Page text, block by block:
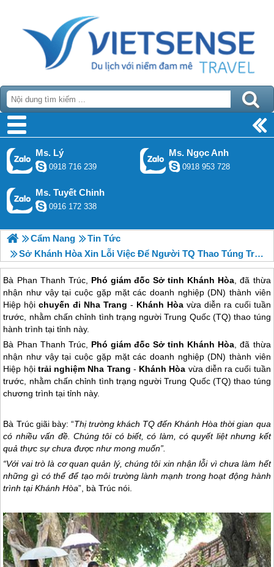
Ms. Lý
0918 716 239
Ms. Ngọc Anh
0918 953 728
Ms. Tuyết Chinh
0916 172 338
Cẩm Nang
Tin Tức
Sở Khánh Hòa Xin Lỗi Việc Để Người TQ Thao Túng Trải Nghiệm
Bà Phan Thanh Trúc, Phó giám đốc Sở tỉnh Khánh Hòa, đã thừa
nhận như vậy tại cuộc gặp mặt các doanh nghiệp (DN) thành viên
Hiệp hộichuyến đi Nha Trang - Khánh Hòavừa diễn ra cuối tuần
trước, nhằm chấn chỉnh tình trạng người Trung Quốc (TQ) thao túng
hành trình tại tỉnh này.
Bà Phan Thanh Trúc, Phó giám đốc Sở tỉnh Khánh Hòa, đã thừa
nhận như vậy tại cuộc gặp mặt các doanh nghiệp (DN) thành viên
Hiệp hội trải nghiệm Nha Trang - Khánh Hòa vừa diễn ra cuối tuần
trước, nhằm chấn chỉnh tình trạng người Trung Quốc (TQ) thao túng
chương trình tại tỉnh này.
Bà Trúc giãi bày: “Thị trường khách TQ đến Khánh Hòa thời gian qua
có nhiều vấn đề. Chúng tôi có biết, có làm, có quyết liệt nhưng kết
quả thực sự chưa được như mong muốn”.
“Với vai trò là cơ quan quản lý, chúng tôi xin nhận lỗi vì chưa làm hết
những gì có thể để tạo môi trường lành mạnh trong hoạt động hành
trình tại Khánh Hòa”, bà Trúc nói.